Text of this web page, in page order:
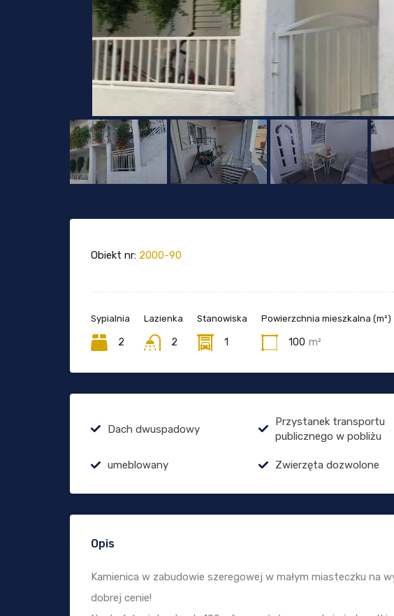
Obiekt nr: 2000-90
Sypialnia
2
Lazienka
2
Stanowiska
1
Powierzchnia mieszkalna (m²)
100 m²
Dach dwuspadowy
Przystanek transportu
publicznego w pobliżu
umeblowany Zwierzęta dozwolone
Opis
Kamienica w zabudowie szeregowej w małym miasteczku na
dobrej cenie!